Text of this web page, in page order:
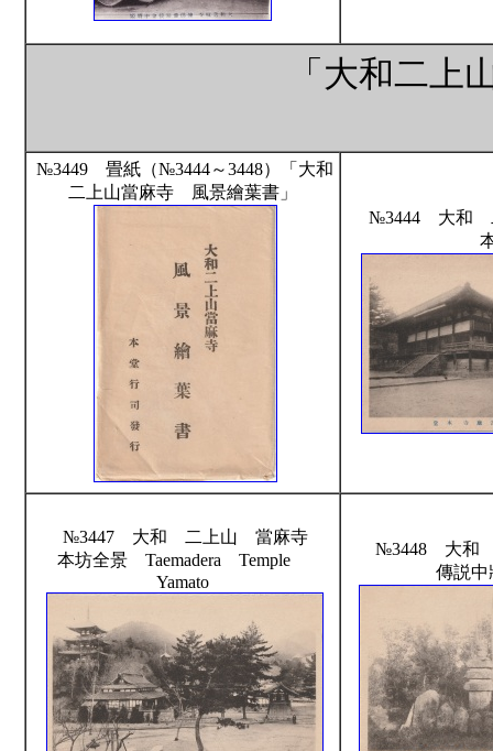
「大和二
№3449 畳紙（№3444～3448）「大和
二上山當麻寺 風景繪葉書」
№3444 大和
№3447 大和 二上山 當麻寺
本坊全景 Taemadera Temple
Yamato
№3448 大和
傳説中